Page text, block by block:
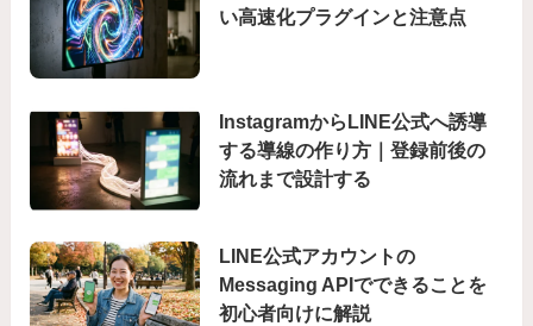
い高速化プラグインと注意点
InstagramからLINE公式へ誘導
する導線の作り方｜登録前後の
流れまで設計する
LINE公式アカウントの
Messaging APIでできることを
初心者向けに解説